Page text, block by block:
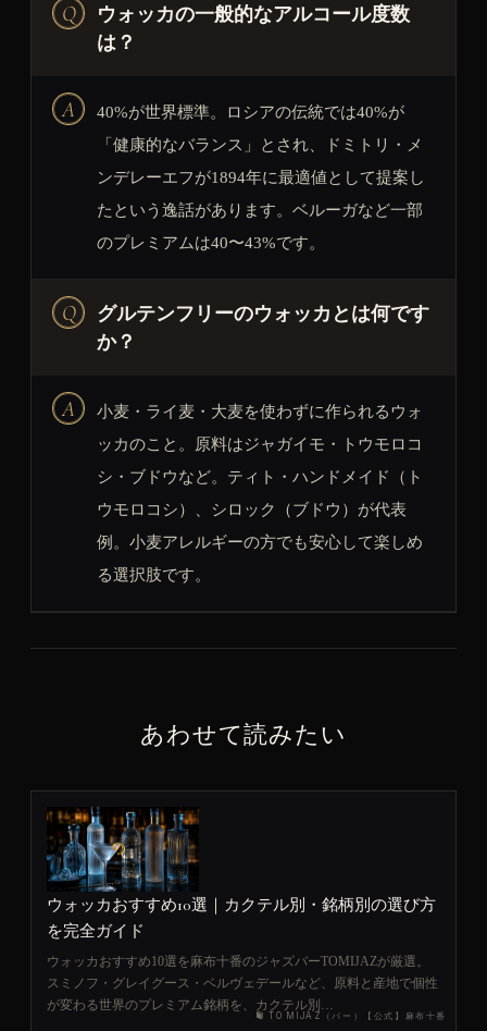
ウォッカの一般的なアルコール度数
は？
40%が世界標準。ロシアの伝統では40%が
「健康的なバランス」とされ、ドミトリ・メ
ンデレーエフが1894年に最適値として提案し
たという逸話があります。ベルーガなど一部
のプレミアムは40〜43%です。
グルテンフリーのウォッカとは何です
か？
小麦・ライ麦・大麦を使わずに作られるウォ
ッカのこと。原料はジャガイモ・トウモロコ
シ・ブドウなど。ティト・ハンドメイド（ト
ウモロコシ）、シロック（ブドウ）が代表
例。小麦アレルギーの方でも安心して楽しめ
る選択肢です。
あわせて読みたい
TOMIJAZ（バー）【公式】麻布十番
ウォッカおすすめ10選｜カクテル別・銘柄別の選び方
を完全ガイド
ウォッカおすすめ10選を麻布十番のジャズバーTOMIJAZが厳選。
スミノフ・グレイグース・ベルヴェデールなど、原料と産地で個性
が変わる世界のプレミアム銘柄を、カクテル別…